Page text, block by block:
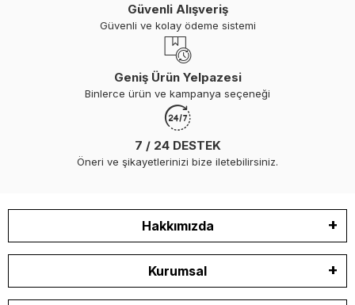
Güvenli Alışveriş
Güvenli ve kolay ödeme sistemi
Geniş Ürün Yelpazesi
Binlerce ürün ve kampanya seçeneği
7 / 24 DESTEK
Öneri ve şikayetlerinizi bize iletebilirsiniz.
Hakkımızda
Kurumsal